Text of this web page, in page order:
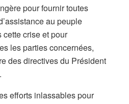
pour fournir toutes
au peuple
crise et pour
les parties concernées,
des directives du Président
efforts inlassables pour